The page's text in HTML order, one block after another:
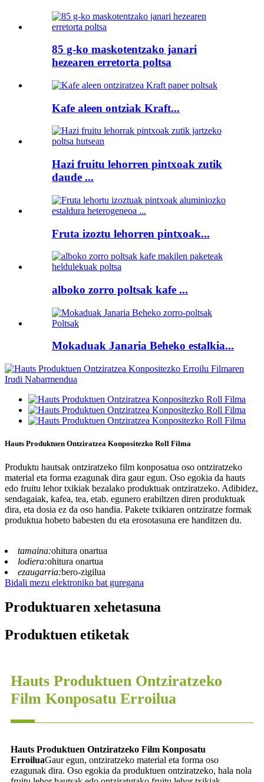
85 g-ko maskotentzako janari
hezearen erretorta poltsa
Kafe aleen ontziak Kraft...
Hazi fruitu lehorren pintxoak zutik
daude ...
Fruta izoztu lehorren pintxoak...
alboko zorro poltsak kafe ...
Mokaduak Janaria Beheko estalkia...
Hauts Produktuen Ontziratzea Konpositezko Roll Filma
Produktu hautsak ontziratzeko film konposatua oso ontziratzeko
material eta forma ezagunak dira gaur egun. Oso egokia da hauts
edo fruitu lehor txikiak bezalako produktuak ontziratzeko. Adibidez,
sendagaiak, kafea, tea, etab. egunero erabiltzen diren produktuak
dira, eta dosia ez da oso handia. Pakete txikiaren ontziratze formak
produktua hobeto babesten du eta erosotasuna ere handitzen du.
tamaina:ohitura onartua
lodiera:ohitura onartua
ezaugarria:bero-zigilua
Bidali mezu elektroniko bat guregana
Produktuaren xehetasuna
Produktuen etiketak
Hauts Produktuen Ontziratzeko
Film Konposatu Erroilua
Hauts Produktuen Ontziratzeko Film Konposatu
ErroiluaGaur egun, ontziratzeko material eta forma oso
ezagunak dira. Oso egokia da produktuen ontziratzeko, hala nola